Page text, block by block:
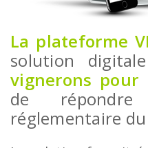
La plateforme
solution
vignerons pour
de
réglementaire